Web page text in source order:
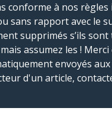
conforme à nos règles
rapport avec le
supprimés s’ils
assumez les ! Merci
envoyés
d'un article,